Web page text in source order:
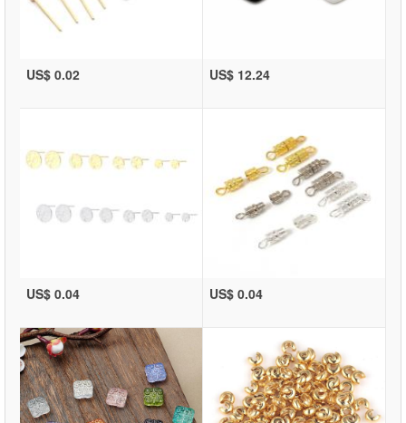
US$ 0.02 US$ 12.24
US$ 0.04 US$ 0.04